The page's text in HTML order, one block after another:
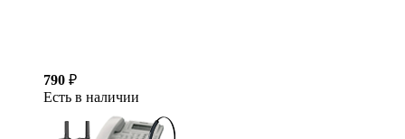
790 ₽
Есть в наличии